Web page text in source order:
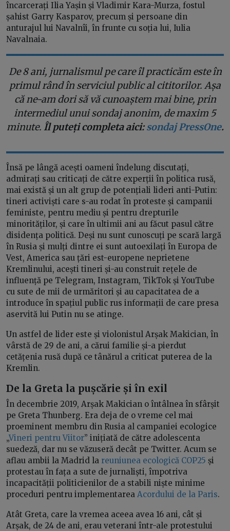
încarcerați Ilia Yașin și Vladimir Kara-Murza, fostul
șahist Garry Kasparov, precum și persoane din
anturajul lui Navalnîi, în frunte cu soția lui, Iulia
Navalnaia.
De 8 ani, jurnalismul pe care îl practicăm este în
primul rând în serviciul public al cititorilor. Așa
că ne-am dori să vă cunoaștem mai bine, prin
intermediul unui sondaj anonim, de maxim 5
minute. Îl puteți completa aici:sondaj PressOne.
Însă pe lângă acești oameni îndelung discutați,
admirați sau criticați de către experții în politica rusă,
mai există și un alt grup de potențiali lideri anti-Putin:
tineri activiști care s-au rodat în proteste și campanii
feministe, pentru mediu și pentru drepturile
minorităților, și care în ultimii ani au făcut pasul către
disidența politică. Deși nu sunt cunoscuți pe scară largă
în Rusia și mulți dintre ei sunt autoexilați în Europa de
Vest, America sau țări est-europene neprietene
Kremlinului, acești tineri și-au construit rețele de
influență pe Telegram, Instagram, TikTok și YouTube
cu sute de mii de urmăritori și au capacitatea de a
introduce în spațiul public rus informații de care presa
aservită lui Putin nu se atinge.
Un astfel de lider este și violonistul Arșak Makician, în
vârstă de 29 de ani, a cărui familie și-a pierdut
cetățenia rusă după ce tânărul a criticat puterea de la
Kremlin.
De la Greta la pușcărie și în exil
În decembrie 2019, Arșak Makician o întâlnea în sfârșit
pe Greta Thunberg. Era deja de o vreme cel mai
proeminent membru din Rusia al campaniei ecologice
„Vineri pentru Viitor” inițiată de către adolescenta
suedeză, dar nu se văzuseră decât pe Twitter. Acum se
aflau ambii la Madrid la reuniunea ecologică COP25 și
protestau în fața a sute de jurnaliști, împotriva
incapacității politicienilor de a stabili niște minime
proceduri pentru implementarea Acordului de la Paris.
Atât Greta, care la vremea aceea avea 16 ani, cât și
Arșak, de 24 de ani, erau veterani într-ale protestului